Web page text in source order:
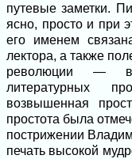
путевые заметки.
ясно, просто и при
его именем
лектора, а также
революции — в
литературных
возвышенная
простота была
пострижении
печать высокой